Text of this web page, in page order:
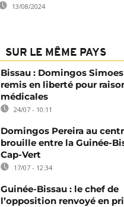
13/08/2024
SUR LE MÊME PAYS
Bissau : Domingos
remis en liberté pour
médicales
24/07 - 10:11
Domingos Pereira au
brouille entre la Guinée-
Cap-Vert
17/07 - 12:34
Guinée-Bissau : le chef de
l’opposition renvoyé en